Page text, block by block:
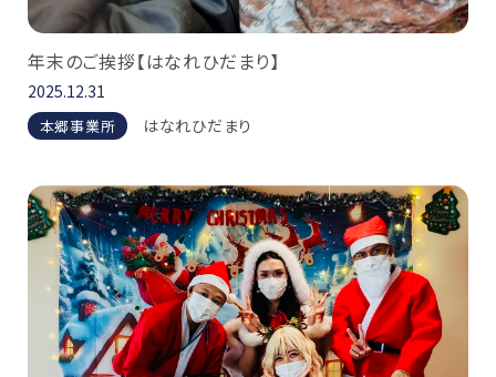
年末のご挨拶【はなれひだまり】
2025.12.31
本郷事業所 はなれひだまり